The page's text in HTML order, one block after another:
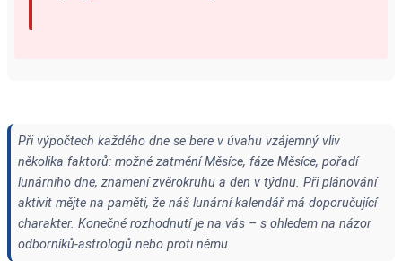
Při výpočtech každého dne se bere v úvahu vzájemný vliv
několika faktorů: možné zatmění Měsíce, fáze Měsíce, pořadí
lunárního dne, znamení zvěrokruhu a den v týdnu. Při plánování
aktivit mějte na paměti, že náš lunární kalendář má doporučující
charakter. Konečné rozhodnutí je na vás – s ohledem na názor
odborníků-astrologů nebo proti němu.